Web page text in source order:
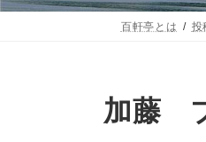
百軒亭とは 投
加藤